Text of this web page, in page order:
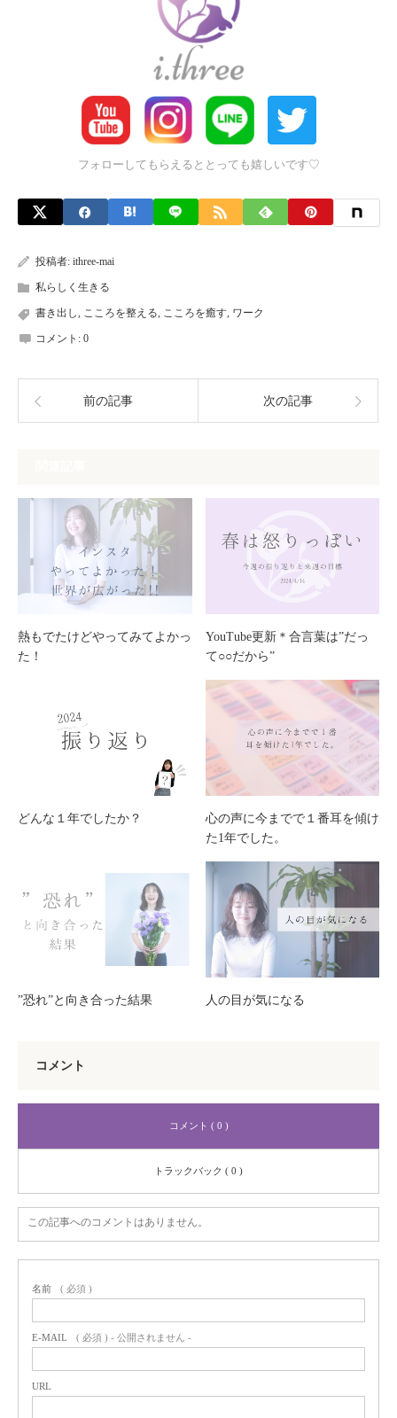
フォローしてもらえるととっても嬉しいです♡
投稿者: ithree-mai
私らしく生きる
書き出し, こころを整える, こころを癒す, ワーク
コメント: 0
前の記事 次の記事
熱もでたけどやってみてよかっ
た！
YouTube更新＊合言葉は”だっ
て○○だから”
どんな１年でしたか？
心の声に今までで１番耳を傾け
た1年でした。
”恐れ”と向き合った結果 人の目が気になる
コメント
コメント ( 0 )
トラックバック ( 0 )
この記事へのコメントはありません。
名前 ( 必須 )
E-MAIL ( 必須 ) - 公開されません -
URL